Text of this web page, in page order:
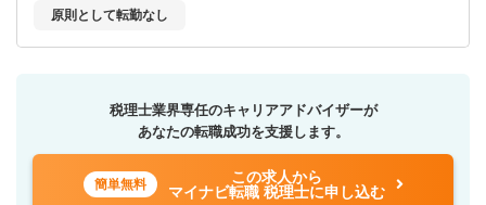
原則として転勤なし
税理士業界専任のキャリアアドバイザーが
あなたの転職成功を支援します。
簡単無料
この求人から
マイナビ転職 税理士に申し込む